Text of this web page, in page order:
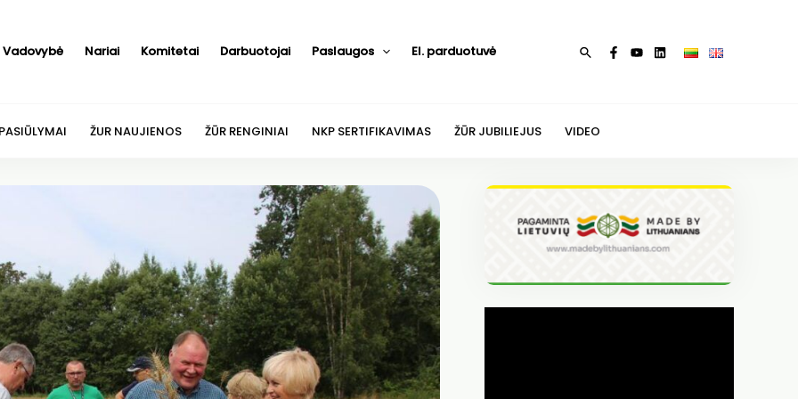
Vadovybė Nariai Komitetai Darbuotojai Paslaugos El. parduotuvė Paieška
ŽUR NAUJIENOS ŽŪR RENGINIAI NKP SERTIFIKAVIMAS ŽŪR JUBILIEJUS VIDEO